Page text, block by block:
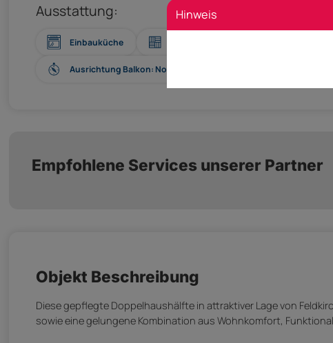
Ausstattung:
Einbauküche
Ausrichtung Balkon: Norden, Osten, Westen
Empfohlene Services unserer Partner
Objekt Beschreibung
Diese gepflegte Doppelhaushälfte in attraktiver Lage von
sowie eine gelungene Kombination aus Wohnkomfort,
Hinweis